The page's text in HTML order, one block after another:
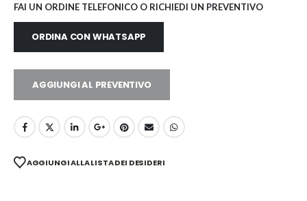
FAI UN ORDINE TELEFONICO O RICHIEDI UN PREVENTIVO
ORDINA CON WHATSAPP
AGGIUNGI AL PREVENTIVO
AGGIUNGI ALLA LISTA DEI DESIDERI